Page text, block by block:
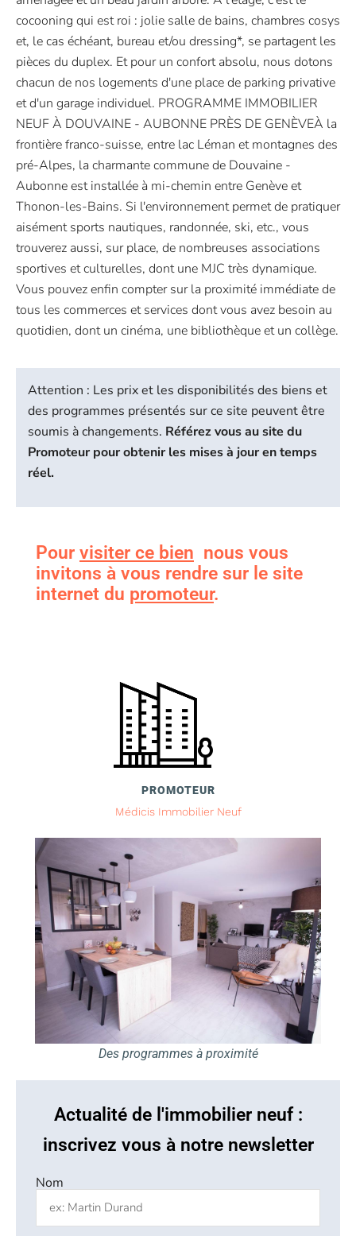
cocooning qui est roi : jolie salle de bains, chambres cosys
et, le cas échéant, bureau et/ou dressing*, se partagent les
pièces du duplex. Et pour un confort absolu, nous dotons
chacun de nos logements d'une place de parking privative
et d'un garage individuel. PROGRAMME IMMOBILIER
NEUF À DOUVAINE - AUBONNE PRÈS DE GENÈVEÀ la
frontière franco-suisse, entre lac Léman et montagnes des
pré-Alpes, la charmante commune de Douvaine -
Aubonne est installée à mi-chemin entre Genève et
Thonon-les-Bains. Si l'environnement permet de pratiquer
aisément sports nautiques, randonnée, ski, etc., vous
trouverez aussi, sur place, de nombreuses associations
sportives et culturelles, dont une MJC très dynamique.
Vous pouvez enfin compter sur la proximité immédiate de
tous les commerces et services dont vous avez besoin au
quotidien, dont un cinéma, une bibliothèque et un collège.
Attention : Les prix et les disponibilités des biens et
des programmes présentés sur ce site peuvent être
soumis à changements. Référez vous au site du
Promoteur pour obtenir les mises à jour en temps
réel.
Pour visiter ce bien nous vous
invitons à vous rendre sur le site
internet du promoteur.
PROMOTEUR
Médicis Immobilier Neuf
Des programmes à proximité
Actualité de l'immobilier neuf :
inscrivez vous à notre newsletter
Nom